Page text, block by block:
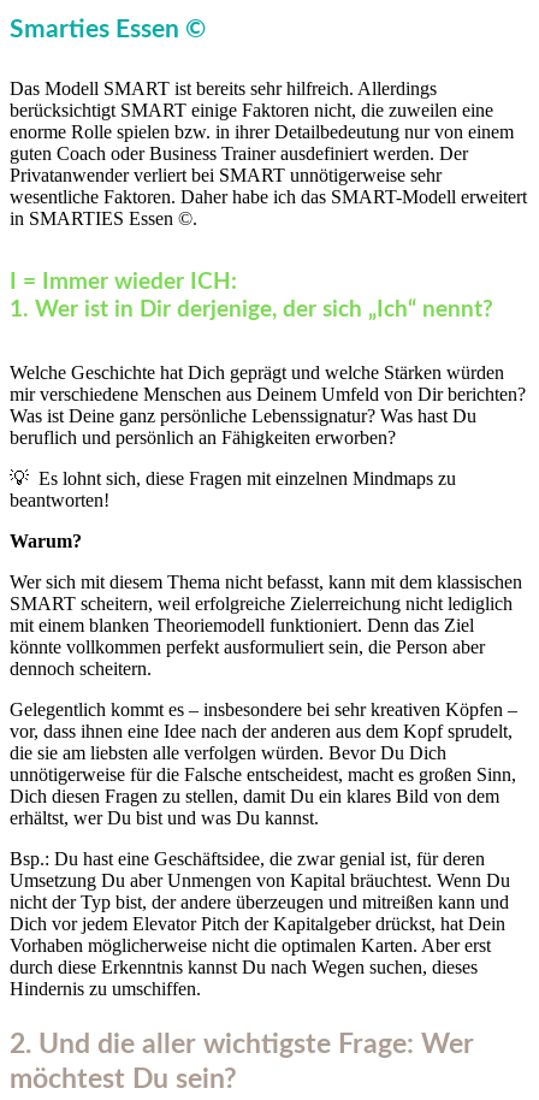
Smarties Essen ©
Das Modell SMART ist bereits sehr hilfreich. Allerdings
berücksichtigt SMART einige Faktoren nicht, die zuweilen eine
enorme Rolle spielen bzw. in ihrer Detailbedeutung nur von einem
guten Coach oder Business Trainer ausdefiniert werden. Der
Privatanwender verliert bei SMART unnötigerweise sehr
wesentliche Faktoren. Daher habe ich das SMART-Modell erweitert
in SMARTIES Essen ©.
I = Immer wieder ICH:
1. Wer ist in Dir derjenige, der sich „Ich“ nennt?
Welche Geschichte hat Dich geprägt und welche Stärken würden
mir verschiedene Menschen aus Deinem Umfeld von Dir berichten?
Was ist Deine ganz persönliche Lebenssignatur? Was hast Du
beruflich und persönlich an Fähigkeiten erworben?
💡 Es lohnt sich, diese Fragen mit einzelnen Mindmaps zu
beantworten!
Warum?
Wer sich mit diesem Thema nicht befasst, kann mit dem klassischen
SMART scheitern, weil erfolgreiche Zielerreichung nicht lediglich
mit einem blanken Theoriemodell funktioniert. Denn das Ziel
könnte vollkommen perfekt ausformuliert sein, die Person aber
dennoch scheitern.
Gelegentlich kommt es – insbesondere bei sehr kreativen Köpfen –
vor, dass ihnen eine Idee nach der anderen aus dem Kopf sprudelt,
die sie am liebsten alle verfolgen würden. Bevor Du Dich
unnötigerweise für die Falsche entscheidest, macht es großen Sinn,
Dich diesen Fragen zu stellen, damit Du ein klares Bild von dem
erhältst, wer Du bist und was Du kannst.
Bsp.: Du hast eine Geschäftsidee, die zwar genial ist, für deren
Umsetzung Du aber Unmengen von Kapital bräuchtest. Wenn Du
nicht der Typ bist, der andere überzeugen und mitreißen kann und
Dich vor jedem Elevator Pitch der Kapitalgeber drückst, hat Dein
Vorhaben möglicherweise nicht die optimalen Karten. Aber erst
durch diese Erkenntnis kannst Du nach Wegen suchen, dieses
Hindernis zu umschiffen.
2. Und die aller wichtigste Frage: Wer
möchtest Du sein?